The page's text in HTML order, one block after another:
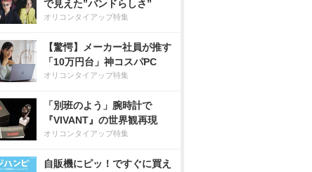
で見えた”バンドらしさ”
オリコンタイアップ特集
【驚愕】メーカー社員が推す
「10万円台」神コスパPC
オリコンタイアップ特集
「別班のよう」腕時計で
『VIVANT』の世界観再現
オリコンタイアップ特集
自販機にピッ！ですぐに買え